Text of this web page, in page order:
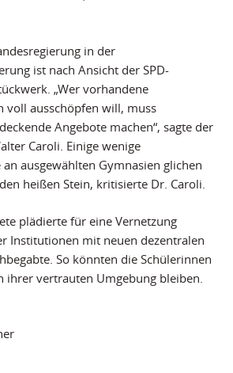
in der
ist nach Ansicht der SPD-
„Wer vorhandene
voll ausschöpfen will, muss
Angebote machen“, sagte der
Caroli. Einige wenige
ausgewählten Gymnasien glichen
heißen Stein, kritisierte Dr. Caroli.
plädierte für eine Vernetzung
Institutionen mit neuen dezentralen
So könnten die Schülerinnen
ihrer vertrauten Umgebung bleiben.